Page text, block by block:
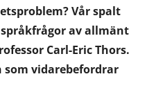
Vår spalt
av allmänt
Carl-Eric Thors.
som vidarebefordrar